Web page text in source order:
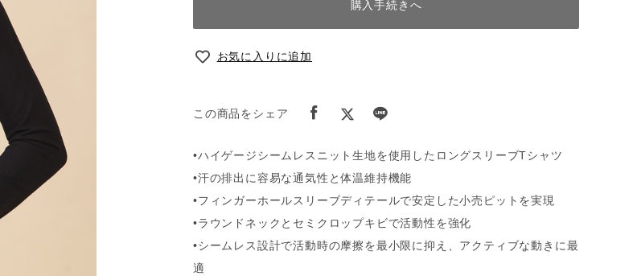
購入手続きへ
お気に入りに追加
この商品をシェア
•ハイゲージシームレスニット生地を使用したロングスリーブTシャツ
•汗の排出に容易な通気性と体温維持機能
•フィンガーホールスリーブディテールで安定した小売ピットを実現
•ラウンドネックとセミクロップキビで活動性を強化
•シームレス設計で活動時の摩擦を最小限に抑え、アクティブな動きに最
適